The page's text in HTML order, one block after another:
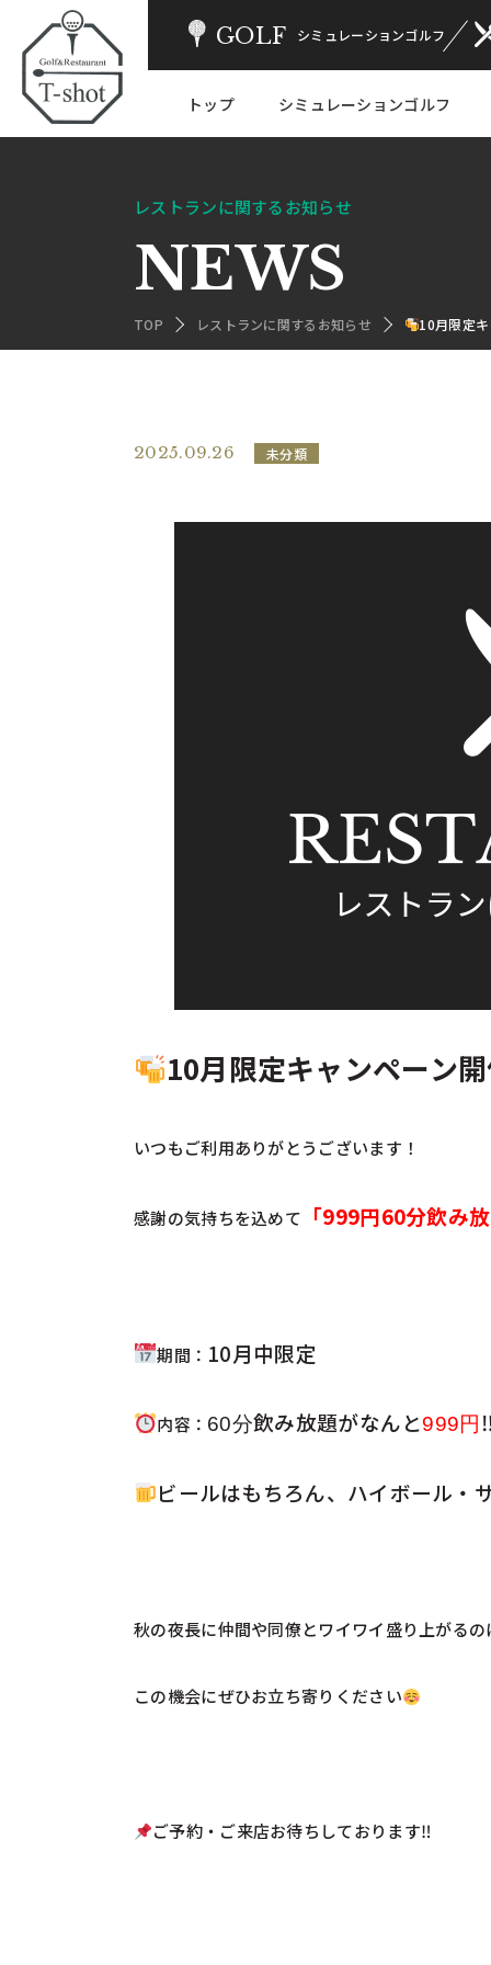
GOLFシミュレーションゴルフ
トップ シミュレーションゴルフ
レストランに関するお知らせ
NEWS
TOP レストランに関するお知らせ 10月限定
2025.09.26 未分類
10月限定キャンペーン
いつもご利用ありがとうございます！
感謝の気持ちを込めて 「999円60分飲み
期間： 10月中限定
内容： 60分飲み放題がなんと999円
ビールはもちろん、ハイボール
秋の夜長に仲間や同僚とワイワイ盛り上がる
この機会にぜひお立ち寄りください
ご予約・ご来店お待ちしております‼